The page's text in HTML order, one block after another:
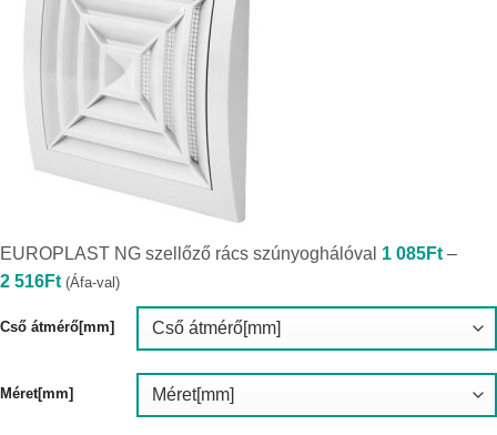
EUROPLAST NG szellőző rács szúnyoghálóval 1 085Ft –
2 516FtÁrtartomány:
1
-
(Áfa-val)
Cső átmérő[mm]
Méret[mm]